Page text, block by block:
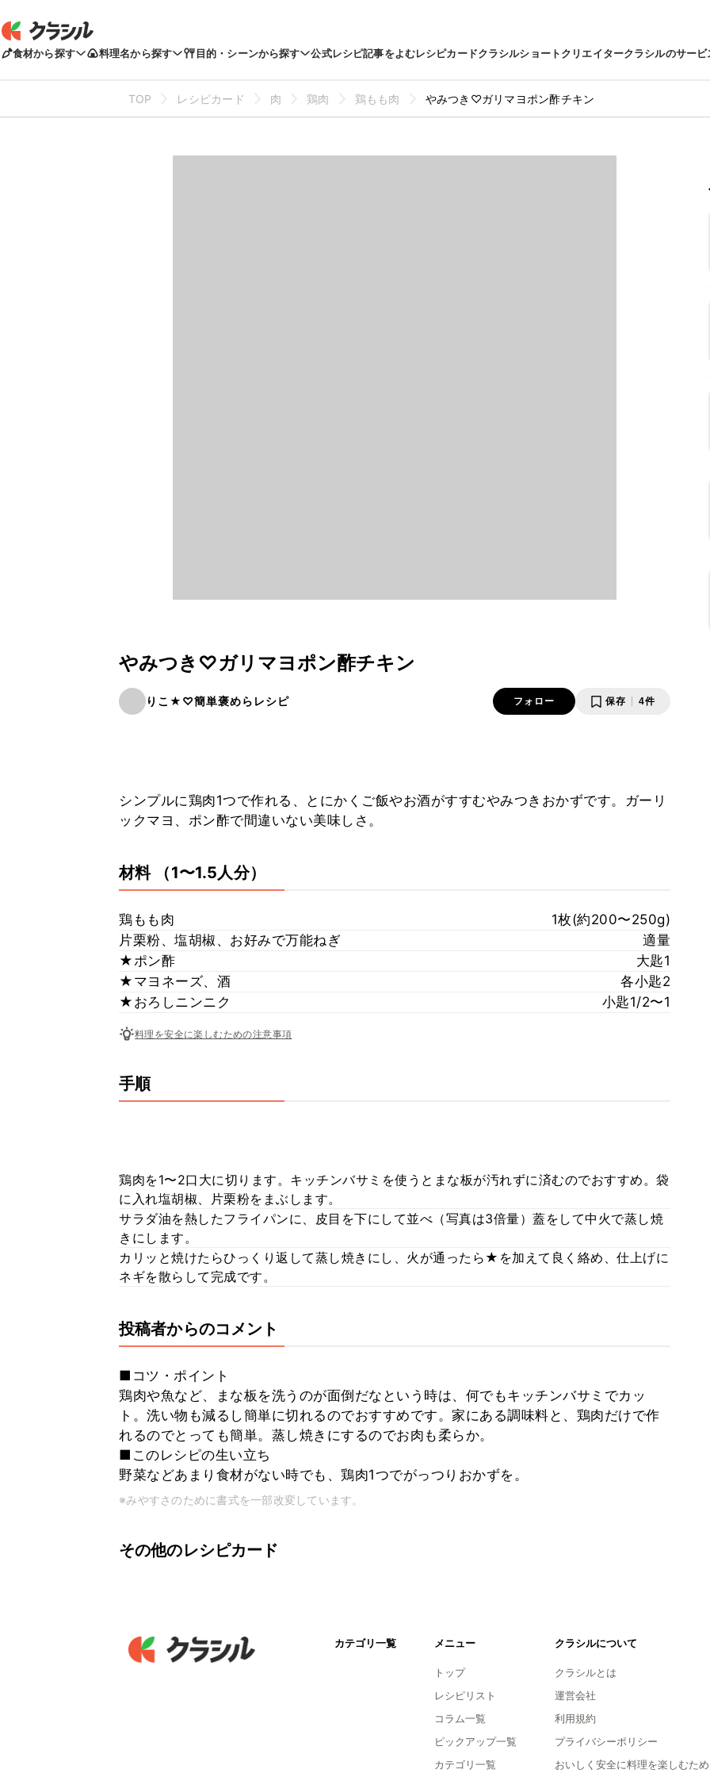
食材から探す 料理名から探す 目的・シーンから探す 公式レシピ記事をよむレシピカードクラシルショートクリエイタークラシルのサービ
TOP レシピカード 肉 鶏肉 鶏もも肉 やみつき♡ガリマヨポン酢チキン
やみつき♡ガリマヨポン酢チキン
りこ★♡簡単褒めらレシピ フォロー 保存 4件
シンプルに鶏肉1つで作れる、とにかくご飯やお酒がすすむやみつきおかずです。ガーリ
ックマヨ、ポン酢で間違いない美味しさ。
材料 （1〜1.5人分）
鶏もも肉
1枚(約200〜250g)
片栗粉、塩胡椒、お好みで万能ねぎ
適量
★ポン酢
大匙1
★マヨネーズ、酒
各小匙2
★おろしニンニク
小匙1/2〜1
料理を安全に楽しむための注意事項
手順
鶏肉を1〜2口大に切ります。キッチンバサミを使うとまな板が汚れずに済むのでおすすめ。袋
に入れ塩胡椒、片栗粉をまぶします。
サラダ油を熱したフライパンに、皮目を下にして並べ（写真は3倍量）蓋をして中火で蒸し焼
きにします。
カリッと焼けたらひっくり返して蒸し焼きにし、火が通ったら★を加えて良く絡め、仕上げに
ネギを散らして完成です。
投稿者からのコメント
■コツ・ポイント
鶏肉や魚など、まな板を洗うのが面倒だなという時は、何でもキッチンバサミでカッ
ト。洗い物も減るし簡単に切れるのでおすすめです。家にある調味料と、鶏肉だけで作
れるのでとっても簡単。蒸し焼きにするのでお肉も柔らか。
■このレシピの生い立ち
野菜などあまり食材がない時でも、鶏肉1つでがっつりおかずを。
※みやすさのために書式を一部改変しています。
その他のレシピカード
カテゴリ一覧 メニュー
トップ
レシピリスト
コラム一覧
ピックアップ一覧
カテゴリ一覧
クラシルについて
クラシルとは
運営会社
利用規約
プライバシーポリシー
おいしく安全に料理を楽しむため